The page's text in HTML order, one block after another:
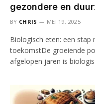
gezondere en
BY CHRIS MEI 19, 2025
Biologisch eten: een stap
toekomstDe groeiende
afgelopen jaren is